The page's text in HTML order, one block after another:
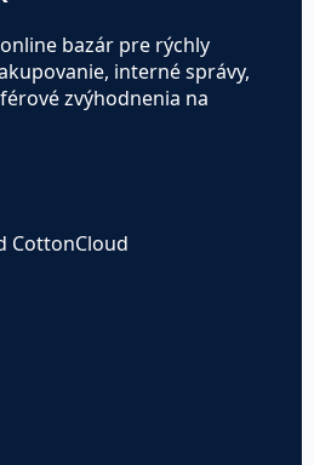
bazár pre rýchly
interné správy,
zvýhodnenia na
CottonCloud